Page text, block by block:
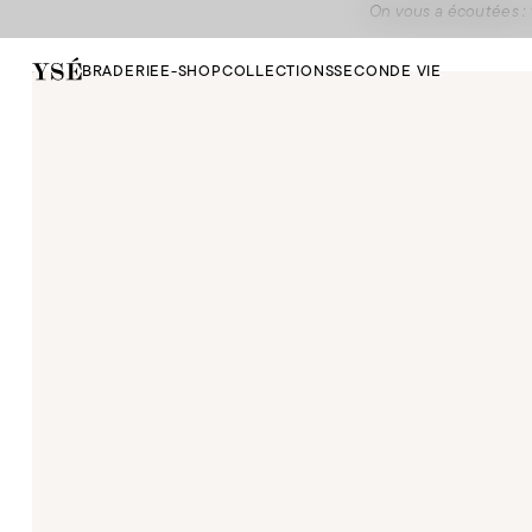
BRADERIEE-SHOPCOLLECTIONSSECONDE VIE
On vous a écoutées